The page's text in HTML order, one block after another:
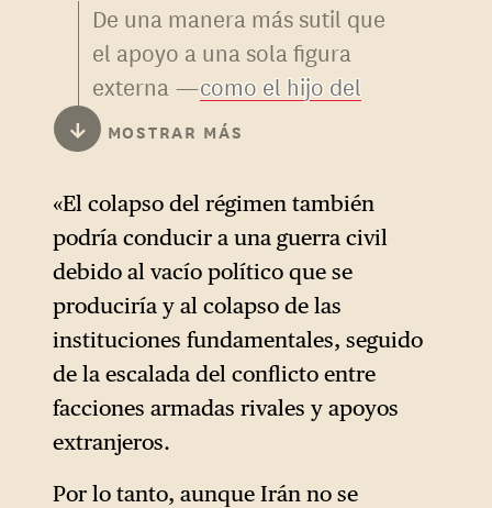
De una manera más sutil que
el apoyo a una sola figura
externa —como el hijo del
sha, Reza Pahlavi, impulsado
por Israel y Estados Unidos
el autor del informe sugiere
aquí que el intervencionismo
militar debería ir acompañado
de una estrategia agresiva de
influencia sobre los miembros
de la diáspora. Una vez más,
traza una línea de continuidad
con la tradición
estadounidense.
↓ MOSTRAR MÁS
«El colapso del régimen también
podría conducir a una guerra civil
debido al vacío político que se
produciría y al colapso de las
instituciones fundamentales, seguido
de la escalada del conflicto entre
facciones armadas rivales y apoyos
extranjeros.
Por lo tanto, aunque Irán no se